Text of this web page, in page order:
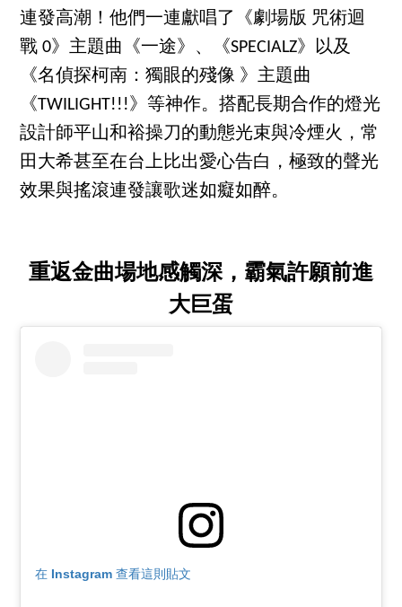
連發高潮！他們一連獻唱了《劇場版 咒術迴
戰 0》主題曲《一途》、《SPECIALZ》以及
《名偵探柯南：獨眼的殘像 》主題曲
《TWILIGHT!!!》等神作。搭配長期合作的燈光
設計師平山和裕操刀的動態光束與冷煙火，常
田大希甚至在台上比出愛心告白，極致的聲光
效果與搖滾連發讓歌迷如癡如醉。
重返金曲場地感觸深，霸氣許願前進
大巨蛋
在 Instagram 查看這則貼文